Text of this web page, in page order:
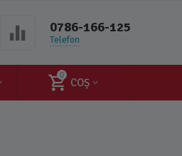
0786-166-125
Telefon
0
COȘ